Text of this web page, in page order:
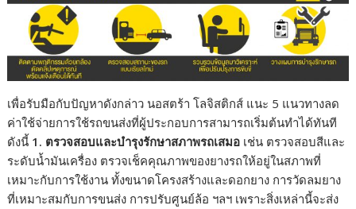
เพื่อรับมือกับปัญหาดังกล่าว นอสตร้า โลจิสติกส์ แนะ 5 แนวทางลด
ค่าใช้จ่ายการใช้รถขนส่งที่ผู้ประกอบการสามารถเริ่มต้นทำได้ทันที
ดังนี้ 1. ตรวจสอบและบำรุงรักษาสภาพรถเสมอ เช่น ตรวจสอบสีและ
ระดับน้ำมันเครื่อง ตรวจเช็คคุณภาพของยางรถให้อยู่ในสภาพที่
เหมาะกับการใช้งาน ทั้งขนาดโครงสร้างและดอกยาง การวัดลมยาง
ที่เหมาะสมกับการขนส่ง การปรับศูนย์ล้อ ฯลฯ เพราะสิ่งเหล่านี้จะส่ง